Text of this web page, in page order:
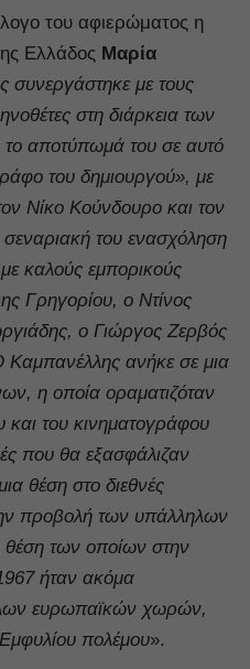
του αφιερώματος η
Ελλάδος Μαρία
συνεργάστηκε με τους
στη διάρκεια των
αποτύπωμά του σε αυτό
του δημιουργού», με
Νίκο Κούνδουρο και τον
του ενασχόληση
καλούς εμπορικούς
Γρηγορίου, ο Ντίνος
ο Γιώργος Ζερβός
ανήκε σε μια
η οποία οραματιζόταν
και του κινηματογράφου
που θα εξασφάλιζαν
θέση στο διεθνές
προβολή των υπάλληλων
θέση των οποίων στην
ήταν ακόμα
ευρωπαϊκών χωρών,
πολέμου».